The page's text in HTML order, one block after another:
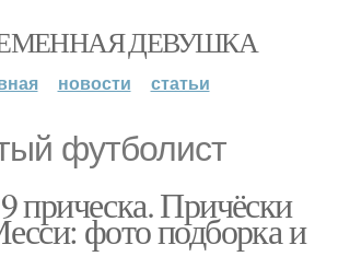
ДЕВУШКА
новости статьи
футболист
прическа. Причёски
фото подборка и